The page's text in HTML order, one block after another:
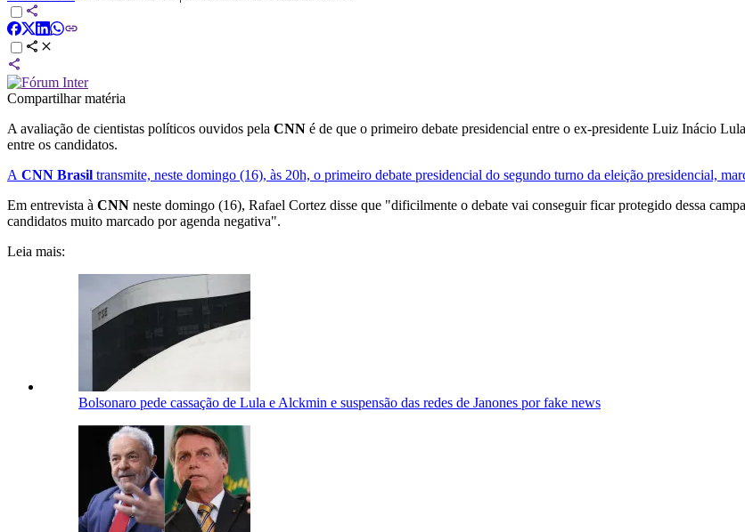
Compartilhar matéria
A avaliação de cientistas políticos ouvidos pela CNN é de que o primeiro debate presidencial entre o ex-presidente Luiz Inácio
entre os candidatos.
A CNN Brasil transmite, neste domingo (16), às 20h, o primeiro debate presidencial do segundo turno da eleição presidencial,
Em entrevista à CNN neste domingo (16), Rafael Cortez disse que "dificilmente o debate vai conseguir ficar protegido dessa
candidatos muito marcado por agenda negativa".
Leia mais:
Bolsonaro pede cassação de Lula e Alckmin e suspensão das redes de Janones por fake news